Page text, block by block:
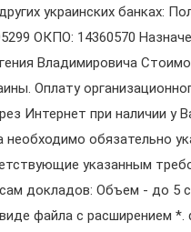
украинских банках:
ОКПО: 14360570
Владимировича
Оплату
Интернет при наличии у
необходимо обязательно
указанным
докладов: Объем - до 5
файла с расширением *.